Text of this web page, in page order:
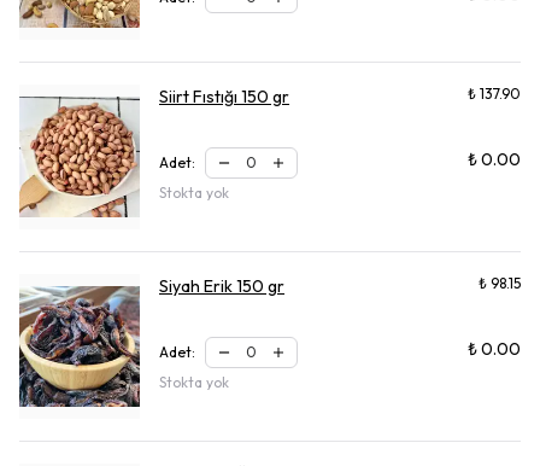
Siirt Fıstığı 150 gr ₺ 137.90
Adet: ₺ 0.00
Stokta yok
Siyah Erik 150 gr ₺ 98.15
Adet: ₺ 0.00
Stokta yok